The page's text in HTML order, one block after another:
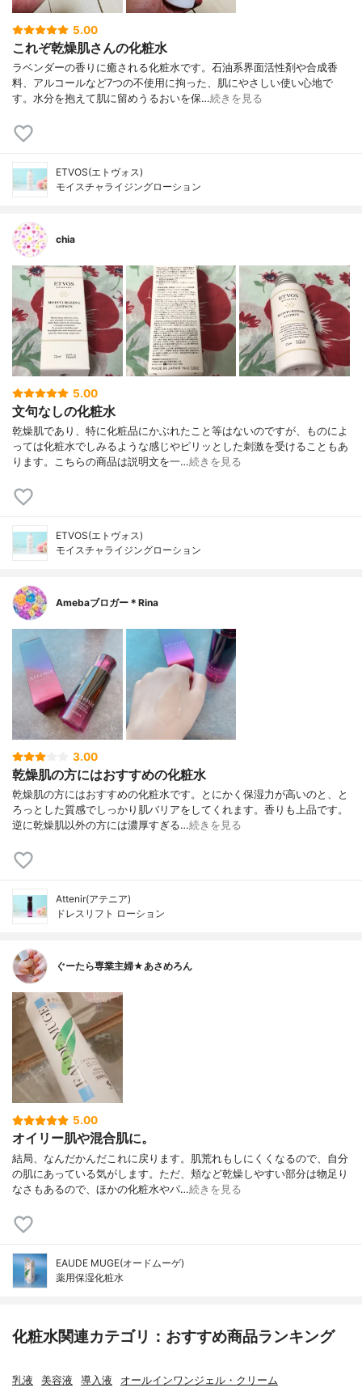
5.00
これぞ乾燥肌さんの化粧水
ラベンダーの香りに癒される化粧水です。石油系界面活性剤や合成香
料、アルコールなど7つの不使用に拘った、肌にやさしい使い心地で
す。水分を抱えて肌に留めうるおいを保…続きを見る
ETVOS(エトヴォス)
モイスチャライジングローション
chia
5.00
文句なしの化粧水
乾燥肌であり、特に化粧品にかぶれたこと等はないのですが、ものによ
っては化粧水でしみるような感じやピリッとした刺激を受けることもあ
ります。こちらの商品は説明文を一…続きを見る
ETVOS(エトヴォス)
モイスチャライジングローション
Amebaブロガー＊Rina
3.00
乾燥肌の方にはおすすめの化粧水
乾燥肌の方にはおすすめの化粧水です。とにかく保湿力が高いのと、と
ろっとした質感でしっかり肌バリアをしてくれます。香りも上品です。
逆に乾燥肌以外の方には濃厚すぎる…続きを見る
Attenir(アテニア)
ドレスリフト ローション
ぐーたら専業主婦★あさめろん
5.00
オイリー肌や混合肌に。
結局、なんだかんだこれに戻ります。肌荒れもしにくくなるので、自分
の肌にあっている気がします。ただ、頬など乾燥しやすい部分は物足り
なさもあるので、ほかの化粧水やパ…続きを見る
EAUDE MUGE(オードムーゲ)
薬用保湿化粧水
化粧水関連カテゴリ：おすすめ商品ランキング
乳液 美容液 導入液 オールインワンジェル・クリーム